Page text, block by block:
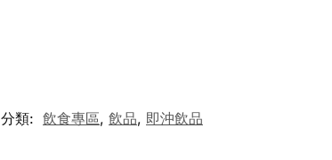
分類: 飲食專區, 飲品, 即沖飲品